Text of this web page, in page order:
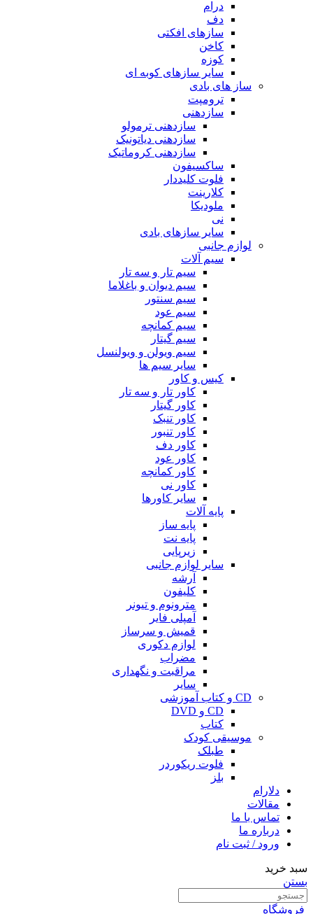
درام
دف
سازهای افکتی
کاخن
کوزه
سایر سازهای کوبه ای
ساز های بادی
ترومپت
سازدهنی
سازدهنی ترمولو
سازدهنی دیاتونیک
سازدهنی کروماتیک
ساکسیفون
فلوت کلیددار
کلارینت
ملودیکا
نی
سایر سازهای بادی
لوازم جانبی
سیم آلات
سیم تار و سه تار
سیم دیوان و باغلاما
سیم سنتور
سیم عود
سیم کمانچه
سیم گیتار
سیم ویولن و ویولنسل
سایر سیم ها
کیس و کاور
کاور تار و سه تار
کاور گیتار
کاور تنبک
کاور تنبور
کاور دف
کاور عود
کاور کمانچه
کاور نی
سایر کاورها
پایه آلات
پایه ساز
پایه نت
زیرپایی
سایر لوازم جانبی
آرشه
کلیفون
مترونوم و تیونر
آمپلی فایر
قمیش و سرساز
لوازم دکوری
مضراب
مراقبت و نگهداری
سایر
CD و کتاب آموزشی
CD و DVD
کتاب
موسیقی کودک
طبلک
فلوت ریکوردر
بلز
دلارام
مقالات
تماس با ما
درباره ما
ورود / ثبت نام
سبد خرید
بستن
فروشگاه